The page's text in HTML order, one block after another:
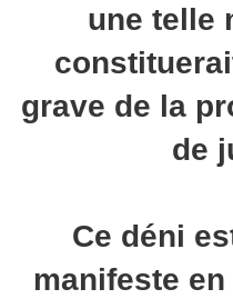
une telle
grave de la
de
Ce déni
manifeste